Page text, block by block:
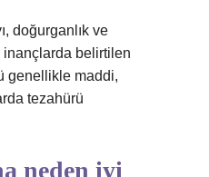
doğurganlık ve
belirtilen
genellikle maddi,
tezahürü
neden iyi